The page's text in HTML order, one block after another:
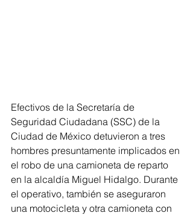
Efectivos de la Secretaría de
Seguridad Ciudadana (SSC) de la
Ciudad de México detuvieron a tres
hombres presuntamente implicados en
el robo de una camioneta de reparto
en la alcaldía Miguel Hidalgo. Durante
el operativo, también se aseguraron
una motocicleta y otra camioneta con